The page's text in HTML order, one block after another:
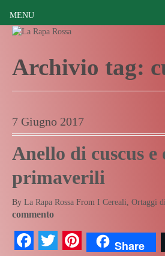
Archivio tag:
7 Giugno 2017
Anello di cuscus e
primaverili
By La Rapa Rossa From I Cereali, Ortaggi
commento
Facebook
TwitterPinterest
Share
MENU